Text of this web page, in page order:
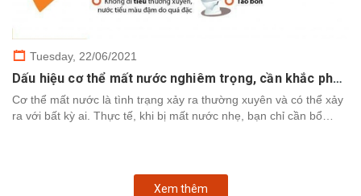
Tuesday, 22/06/2021
Dấu hiệu cơ thể mất nước nghiêm trọng, cần khắc phục nhanh chóng
Cơ thể mất nước là tình trạng xảy ra thường xuyên và có thể xảy
ra với bất kỳ ai. Thực tế, khi bị mất nước nhẹ, bạn chỉ cần bổ
Xem thêm